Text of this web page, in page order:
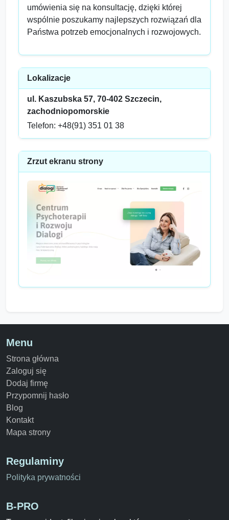
umówienia się na konsultację, dzięki której
wspólnie poszukamy najlepszych rozwiązań dla
Państwa potrzeb emocjonalnych i rozwojowych.
Lokalizacje
ul. Kaszubska 57, 70-402 Szczecin,
zachodniopomorskie
Telefon: +48(91) 351 01 38
Zrzut ekranu strony
Menu
Strona główna
Zaloguj się
Dodaj firmę
Przypomnij hasło
Blog
Kontakt
Mapa strony
Regulaminy
Polityka prywatności
B-PRO